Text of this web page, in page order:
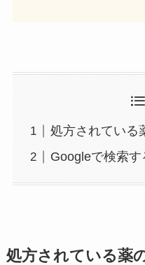
処方されている
Googleで検索す
処方されている薬